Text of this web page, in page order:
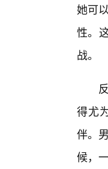
她可
性。
战。
得尤
伴。
候，